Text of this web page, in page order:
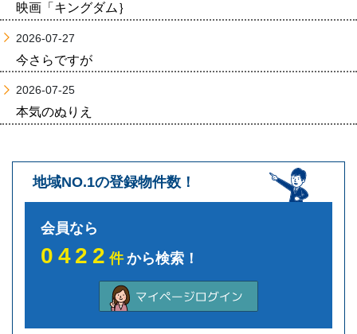
映画「キングダム｝
2026-07-27
今さらですが
2026-07-25
本気のぬりえ
地域NO.1の登録物件数！
会員なら
0422件から検索！